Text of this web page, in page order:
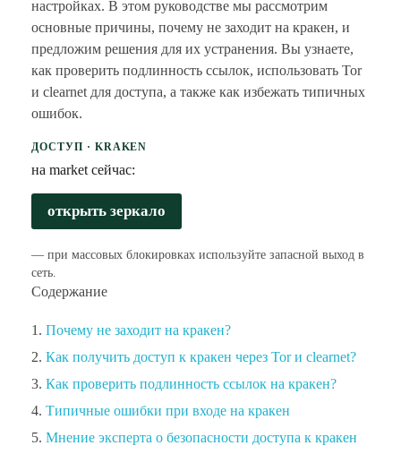
настройках. В этом руководстве мы рассмотрим
основные причины, почему не заходит на кракен, и
предложим решения для их устранения. Вы узнаете,
как проверить подлинность ссылок, использовать Tor
и clearnet для доступа, а также как избежать типичных
ошибок.
ДОСТУП · KRAKEN
на market сейчас:
открыть зеркало
— при массовых блокировках используйте запасной выход в
сеть.
Содержание
Почему не заходит на кракен?
Как получить доступ к кракен через Tor и clearnet?
Как проверить подлинность ссылок на кракен?
Типичные ошибки при входе на кракен
Мнение эксперта о безопасности доступа к кракен